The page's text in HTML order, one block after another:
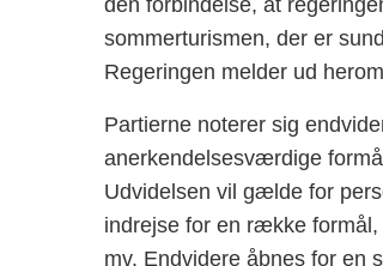
sommerturismen, der er
Regeringen melder ud
Partierne noterer sig
anerkendelsesværdige
Udvidelsen vil gælde for
indrejse for en række
mv. Endvidere åbnes for en